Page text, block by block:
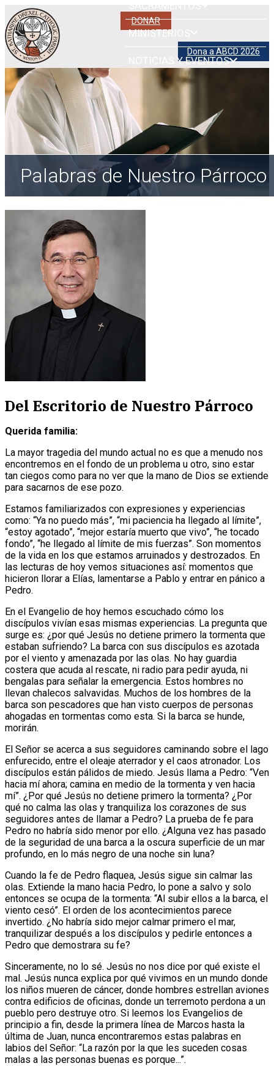
DONAR
Dona a ABCD 2026
MINISTERIOS
NOTICIAS Y EVENTOS
Palabras de Nuestro Párroco
Del Escritorio de Nuestro Párroco
Querida familia:
La mayor tragedia del mundo actual no es que a menudo nos
encontremos en el fondo de un problema u otro, sino estar
tan ciegos como para no ver que la mano de Dios se extiende
para sacarnos de ese pozo.
Estamos familiarizados con expresiones y experiencias
como: “Ya no puedo más”, “mi paciencia ha llegado al límite”,
“estoy agotado”, “mejor estaría muerto que vivo”, “he tocado
fondo”, “he llegado al límite de mis fuerzas”. Son momentos
de la vida en los que estamos arruinados y destrozados. En
las lecturas de hoy vemos situaciones así: momentos que
hicieron llorar a Elías, lamentarse a Pablo y entrar en pánico a
Pedro.
En el Evangelio de hoy hemos escuchado cómo los
discípulos vivían esas mismas experiencias. La pregunta que
surge es: ¿por qué Jesús no detiene primero la tormenta que
estaban sufriendo? La barca con sus discípulos es azotada
por el viento y amenazada por las olas. No hay guardia
costera que acuda al rescate, ni radio para pedir ayuda, ni
bengalas para señalar la emergencia. Estos hombres no
llevan chalecos salvavidas. Muchos de los hombres de la
barca son pescadores que han visto cuerpos de personas
ahogadas en tormentas como esta. Si la barca se hunde,
morirán.
El Señor se acerca a sus seguidores caminando sobre el lago
enfurecido, entre el oleaje aterrador y el caos atronador. Los
discípulos están pálidos de miedo. Jesús llama a Pedro: “Ven
hacia mí ahora; camina en medio de la tormenta y ven hacia
mí”. ¿Por qué Jesús no detiene primero la tormenta? ¿Por
qué no calma las olas y tranquiliza los corazones de sus
seguidores antes de llamar a Pedro? La prueba de fe para
Pedro no habría sido menor por ello. ¿Alguna vez has pasado
de la seguridad de una barca a la oscura superficie de un mar
profundo, en lo más negro de una noche sin luna?
Cuando la fe de Pedro flaquea, Jesús sigue sin calmar las
olas. Extiende la mano hacia Pedro, lo pone a salvo y solo
entonces se ocupa de la tormenta: “Al subir ellos a la barca, el
viento cesó”. El orden de los acontecimientos parece
invertido. ¿No habría sido mejor calmar primero el mar,
tranquilizar después a los discípulos y pedirle entonces a
Pedro que demostrara su fe?
Sinceramente, no lo sé. Jesús no nos dice por qué existe el
mal. Jesús nunca explica por qué vivimos en un mundo donde
los niños mueren de cáncer, donde hombres estrellan aviones
contra edificios de oficinas, donde un terremoto perdona a un
pueblo pero destruye otro. Si leemos los Evangelios de
principio a fin, desde la primera línea de Marcos hasta la
última de Juan, nunca encontraremos estas palabras en
labios del Señor: “La razón por la que les suceden cosas
malas a las personas buenas es porque...”.